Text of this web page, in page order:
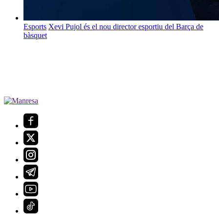
Esports Xevi Pujol és el nou director esportiu del Barça de
bàsquet